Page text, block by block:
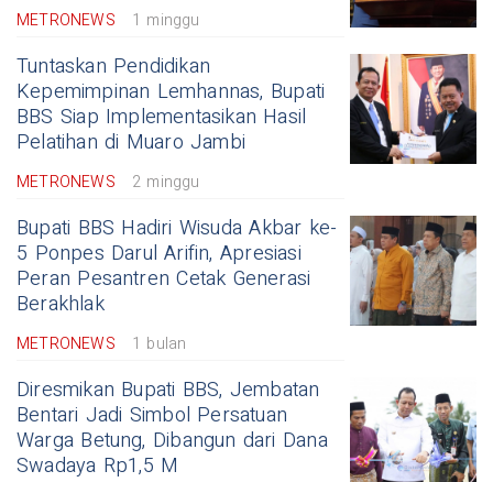
METRONEWS 1 minggu
Tuntaskan Pendidikan
Kepemimpinan Lemhannas, Bupati
BBS Siap Implementasikan Hasil
Pelatihan di Muaro Jambi
METRONEWS 2 minggu
Bupati BBS Hadiri Wisuda Akbar ke-
5 Ponpes Darul Arifin, Apresiasi
Peran Pesantren Cetak Generasi
Berakhlak
METRONEWS 1 bulan
Diresmikan Bupati BBS, Jembatan
Bentari Jadi Simbol Persatuan
Warga Betung, Dibangun dari Dana
Swadaya Rp1,5 M